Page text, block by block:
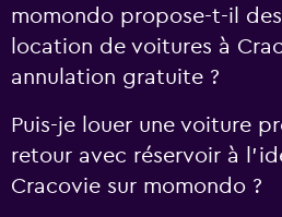
momondo propose-t-il
location de voitures à
annulation gratuite ?
Puis-je louer une voiture
retour avec réservoir à
Cracovie sur momondo ?